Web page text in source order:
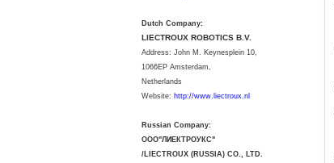
Dutch Company:
LIECTROUX ROBOTICS B.V.
Address: John M. Keynesplein 10,
1066EP Amsterdam,
Netherlands
Website: http://www.liectroux.nl
Russian Company:
ООО"ЛИЕКТРОУКС"
/LIECTROUX (RUSSIA) CO., LTD.